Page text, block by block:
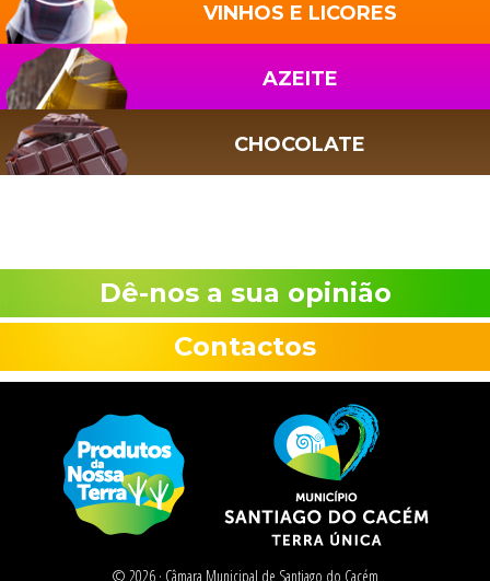
VINHOS E LICORES
AZEITE
CHOCOLATE
Dê-nos a sua opinião
Contactos
© 2026 · Câmara Municipal de Santiago do Cacém